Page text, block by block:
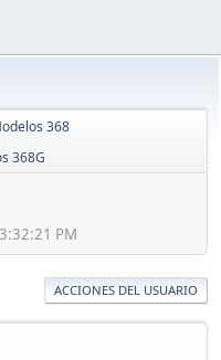
368
368G
PM
ACCIONES DEL USUARIO